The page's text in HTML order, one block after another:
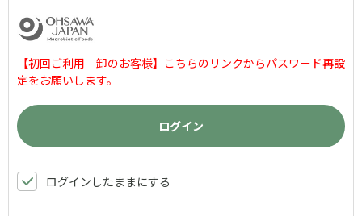
【初回ご利用 卸のお客様】 こちらのリンクからパスワード再設
定をお願いします。
ログインしたままにする